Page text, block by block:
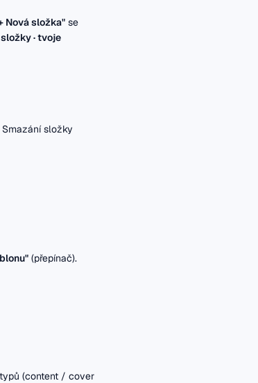
Nová složka" se
složky · tvoje
složky
(přepínač).
(content / cover